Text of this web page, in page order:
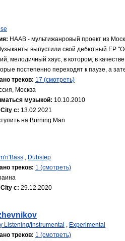
HAAB - мультижанровый проект из
выпустили свой дебютный EP
мелодичный хаус, в котором, в
постепенно переходят к паузе, а
треков: 17 (смотреть)
Москва
музыкой: 10.10.2010
с: 13.02.2021
на Burning Man
, Dubstep
треков: 1 (смотреть)
с: 29.12.2020
Listening/Instrumental , Experimental
треков: 1 (смотреть)